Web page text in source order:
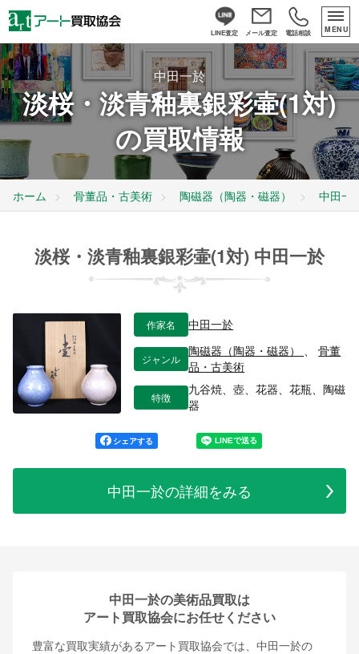
LINE査定 メール査定 電話相談 MENU
中田一於
淡桜・淡青釉裏銀彩壷(1対)
の買取情報
ホーム 骨董品・古美術 陶磁器（陶器・磁器） 中田一
淡桜・淡青釉裏銀彩壷(1対) 中田一於
作家名 中田一於
ジャンル
陶磁器（陶器・磁器） 、骨董
品・古美術
特徴
九谷焼、壺、花器、花瓶、陶磁
器
シェアする
中田一於の詳細をみる
中田一於の美術品買取は
アート買取協会にお任せください
豊富な買取実績があるアート買取協会では、中田一於の